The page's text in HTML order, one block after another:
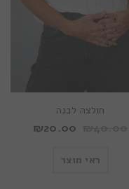
חולצה לבנה
₪20.00
ראי מוצר